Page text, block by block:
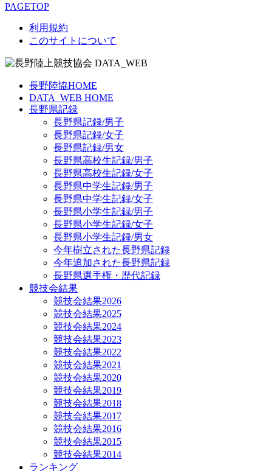
PAGETOP
利用規約
このサイトについて
長野陸協HOME
DATA_WEB HOME
長野県記録
長野県記録/男子
長野県記録/女子
長野県記録/男女
長野県高校生記録/男子
長野県高校生記録/女子
長野県中学生記録/男子
長野県中学生記録/女子
長野県小学生記録/男子
長野県小学生記録/女子
長野県小学生記録/男女
今年樹立された長野県記録
今年追加された長野県記録
長野県選手権・歴代記録
競技会結果
競技会結果2026
競技会結果2025
競技会結果2024
競技会結果2023
競技会結果2022
競技会結果2021
競技会結果2020
競技会結果2019
競技会結果2018
競技会結果2017
競技会結果2016
競技会結果2015
競技会結果2014
ランキング